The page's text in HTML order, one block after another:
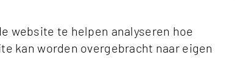
website te helpen analyseren hoe
kan worden overgebracht naar eigen